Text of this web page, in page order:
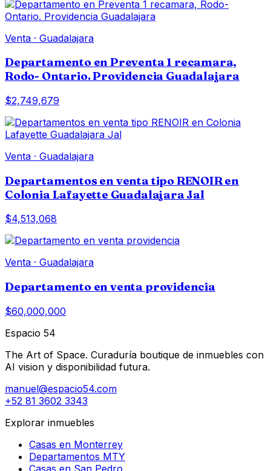
Venta · Guadalajara
Departamento en Preventa 1 recamara,
Rodo- Ontario. Providencia Guadalajara
$2,749,679
Venta · Guadalajara
Departamentos en venta tipo RENOIR en
Colonia Lafayette Guadalajara Jal
$4,513,068
Venta · Guadalajara
Departamento en venta providencia
$60,000,000
Espacio 54
The Art of Space. Curaduría boutique de inmuebles con
AI vision y disponibilidad futura.
manuel@espacio54.com
+52 81 3602 3343
Explorar inmuebles
Casas en Monterrey
Departamentos MTY
Casas en San Pedro